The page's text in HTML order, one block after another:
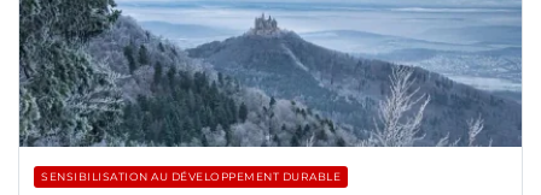
SENSIBILISATION AU DÉVELOPPEMENT DURABLE